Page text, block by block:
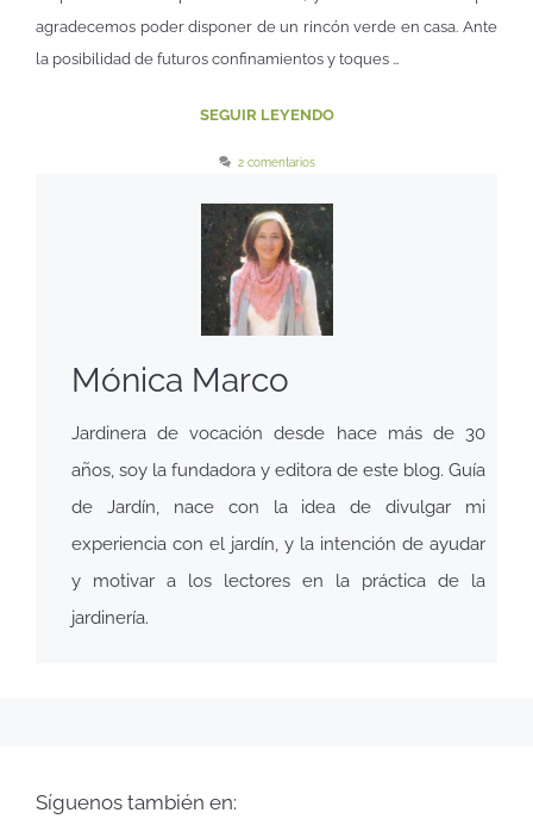
agradecemos poder disponer de un rincón verde en casa. Ante
la posibilidad de futuros confinamientos y toques …
SEGUIR LEYENDO
2 comentarios
Mónica Marco
Jardinera de vocación desde hace más de 30
años, soy la fundadora y editora de este blog. Guía
de Jardín, nace con la idea de divulgar mi
experiencia con el jardín, y la intención de ayudar
y motivar a los lectores en la práctica de la
jardinería.
Síguenos también en: